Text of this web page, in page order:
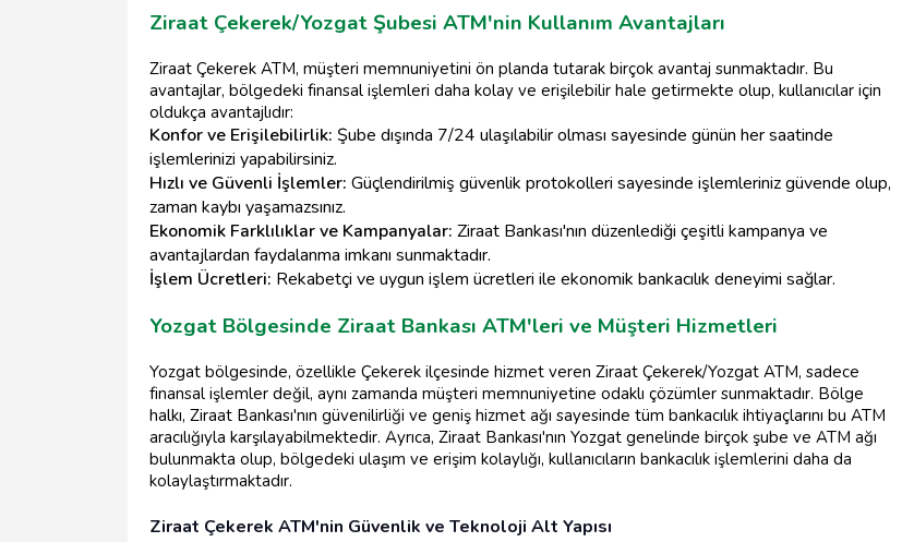
Ziraat Çekerek/Yozgat Şubesi ATM'nin Kullanım Avantajları
Ziraat Çekerek ATM, müşteri memnuniyetini ön planda tutarak birçok avantaj sunmaktadır. Bu
avantajlar, bölgedeki finansal işlemleri daha kolay ve erişilebilir hale getirmekte olup, kullanıcılar için
oldukça avantajlıdır:
Konfor ve Erişilebilirlik: Şube dışında 7/24 ulaşılabilir olması sayesinde günün her saatinde
işlemlerinizi yapabilirsiniz.
Hızlı ve Güvenli İşlemler: Güçlendirilmiş güvenlik protokolleri sayesinde işlemleriniz güvende olup,
zaman kaybı yaşamazsınız.
Ekonomik Farklılıklar ve Kampanyalar: Ziraat Bankası'nın düzenlediği çeşitli kampanya ve
avantajlardan faydalanma imkanı sunmaktadır.
İşlem Ücretleri: Rekabetçi ve uygun işlem ücretleri ile ekonomik bankacılık deneyimi sağlar.
Yozgat Bölgesinde Ziraat Bankası ATM'leri ve Müşteri Hizmetleri
Yozgat bölgesinde, özellikle Çekerek ilçesinde hizmet veren Ziraat Çekerek/Yozgat ATM, sadece
finansal işlemler değil, aynı zamanda müşteri memnuniyetine odaklı çözümler sunmaktadır. Bölge
halkı, Ziraat Bankası'nın güvenilirliği ve geniş hizmet ağı sayesinde tüm bankacılık ihtiyaçlarını bu ATM
aracılığıyla karşılayabilmektedir. Ayrıca, Ziraat Bankası'nın Yozgat genelinde birçok şube ve ATM ağı
bulunmakta olup, bölgedeki ulaşım ve erişim kolaylığı, kullanıcıların bankacılık işlemlerini daha da
kolaylaştırmaktadır.
Ziraat Çekerek ATM'nin Güvenlik ve Teknoloji Alt Yapısı